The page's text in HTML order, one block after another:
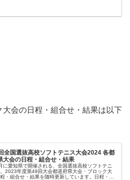
会の日程・組合せ・結果は以下
全国選抜高校ソフトテニス大会2024 各都
大会の日程・組合せ・結果
に愛知県で開催される、全国選抜高校ソフトテニ
2023年度第49回大会都道府県大会・ブロック大
・組合せ・結果を随時更新しています。日程・